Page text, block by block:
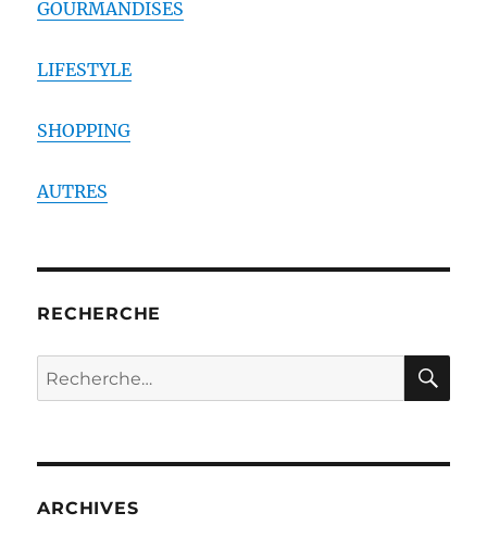
GOURMANDISES
LIFESTYLE
SHOPPING
AUTRES
RECHERCHE
Recherche
pour :
ARCHIVES